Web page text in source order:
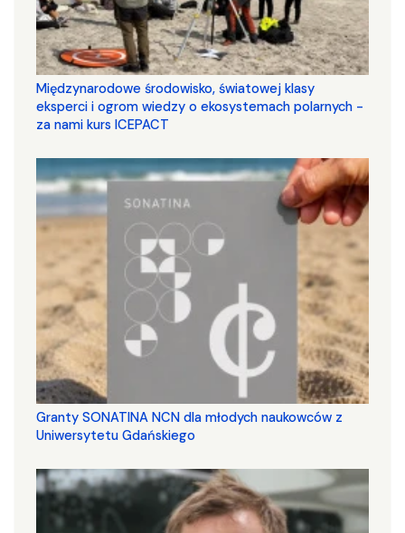
Międzynarodowe środowisko, światowej klasy
eksperci i ogrom wiedzy o ekosystemach polarnych -
za nami kurs ICEPACT
Granty SONATINA NCN dla młodych naukowców z
Uniwersytetu Gdańskiego